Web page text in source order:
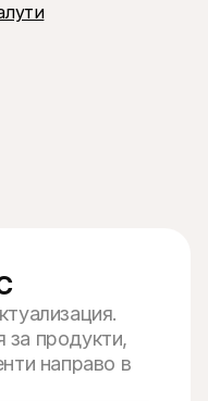
за продукти,
направо в